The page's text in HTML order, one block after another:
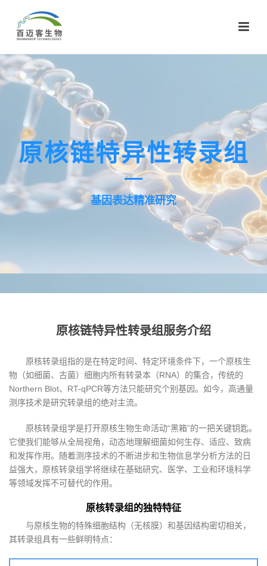
原核链特异性转录组
基因表达精准研究
原核链特异性转录组服务介绍
原核转录组指的是在特定时间、特定环境条件下，一个原核生
物（如细菌、古菌）细胞内所有转录本（RNA）的集合，传统的
Northern Blot、RT-qPCR等方法只能研究个别基因。如今，高通量
测序技术是研究转录组的绝对主流。
原核转录组学是打开原核生物生命活动“黑箱”的一把关键钥匙。
它使我们能够从全局视角，动态地理解细菌如何生存、适应、致病
和发挥作用。随着测序技术的不断进步和生物信息学分析方法的日
益强大，原核转录组学将继续在基础研究、医学、工业和环境科学
等领域发挥不可替代的作用。
原核转录组的独特特征
与原核生物的特殊细胞结构（无核膜）和基因结构密切相关，
其转录组具有一些鲜明特点：